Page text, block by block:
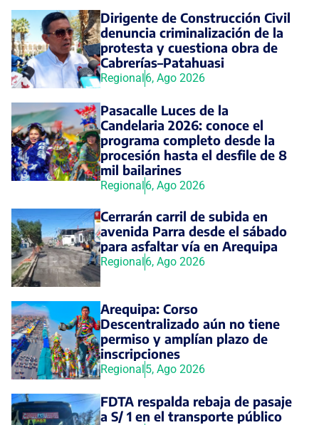
Dirigente de Construcción Civil
denuncia criminalización de la
protesta y cuestiona obra de
Cabrerías–Patahuasi
Regional6, Ago 2026
Pasacalle Luces de la
Candelaria 2026: conoce el
programa completo desde la
procesión hasta el desfile de 8
mil bailarines
Regional6, Ago 2026
Cerrarán carril de subida en
avenida Parra desde el sábado
para asfaltar vía en Arequipa
Regional6, Ago 2026
Arequipa: Corso
Descentralizado aún no tiene
permiso y amplían plazo de
inscripciones
Regional5, Ago 2026
FDTA respalda rebaja de pasaje
a S/ 1 en el transporte público